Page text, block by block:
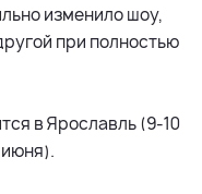
изменило шоу,
при полностью
в Ярославль (9-10